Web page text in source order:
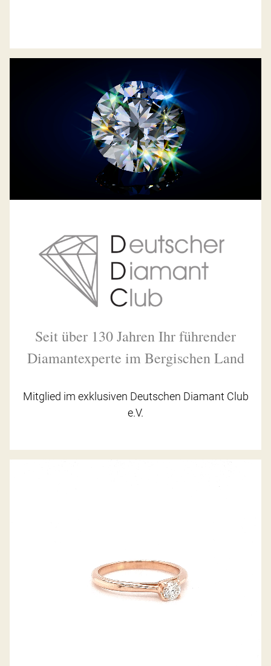
Seit über 130 Jahren Ihr führender
Diamantexperte im Bergischen Land
Mitglied im exklusiven Deutschen Diamant Club
e.V.